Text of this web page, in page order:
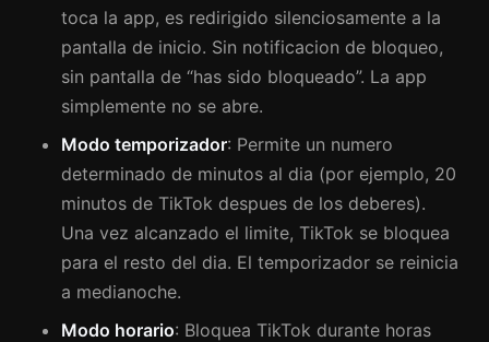
toca la app, es redirigido silenciosamente a la
pantalla de inicio. Sin notificacion de bloqueo,
sin pantalla de “has sido bloqueado”. La app
simplemente no se abre.
Modo temporizador: Permite un numero
determinado de minutos al dia (por ejemplo, 20
minutos de TikTok despues de los deberes).
Una vez alcanzado el limite, TikTok se bloquea
para el resto del dia. El temporizador se reinicia
a medianoche.
Modo horario: Bloquea TikTok durante horas